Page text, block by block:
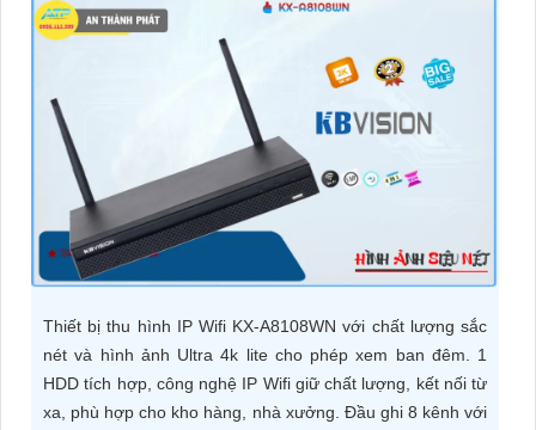
ĐẶT
PHỤ
KIỆN
CAMERA
TƯ
DỊCH
VỤ
Thiết bị thu hình IP Wifi KX-A8108WN với chất lượng sắc
nét và hình ảnh Ultra 4k lite cho phép xem ban đêm. 1
HDD tích hợp, công nghệ IP Wifi giữ chất lượng, kết nối từ
xa, phù hợp cho kho hàng, nhà xưởng. Đầu ghi 8 kênh với